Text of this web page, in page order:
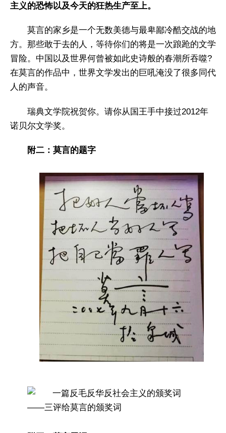
主义的恐怖以及今天的狂热生产至上。
莫言的家乡是一个无数美德与最卑鄙冷酷交战的地
方。那些敢于去的人，等待你们的将是一次踉跄的文学
冒险。中国以及世界何曾被如此史诗般的春潮所吞噬?
在莫言的作品中，世界文学发出的巨吼淹没了很多同代
人的声音。
瑞典文学院祝贺你。请你从国王手中接过2012年
诺贝尔文学奖。
附二：莫言的题字